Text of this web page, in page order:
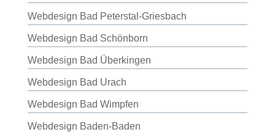
Webdesign Bad Peterstal-Griesbach
Webdesign Bad Schönborn
Webdesign Bad Überkingen
Webdesign Bad Urach
Webdesign Bad Wimpfen
Webdesign Baden-Baden